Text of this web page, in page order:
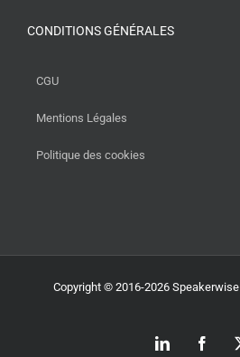
CONDITIONS GÉNÉRALES
CGU
Mentions Légales
Politique des cookies
Copyright © 2016-2026
LinkedIn